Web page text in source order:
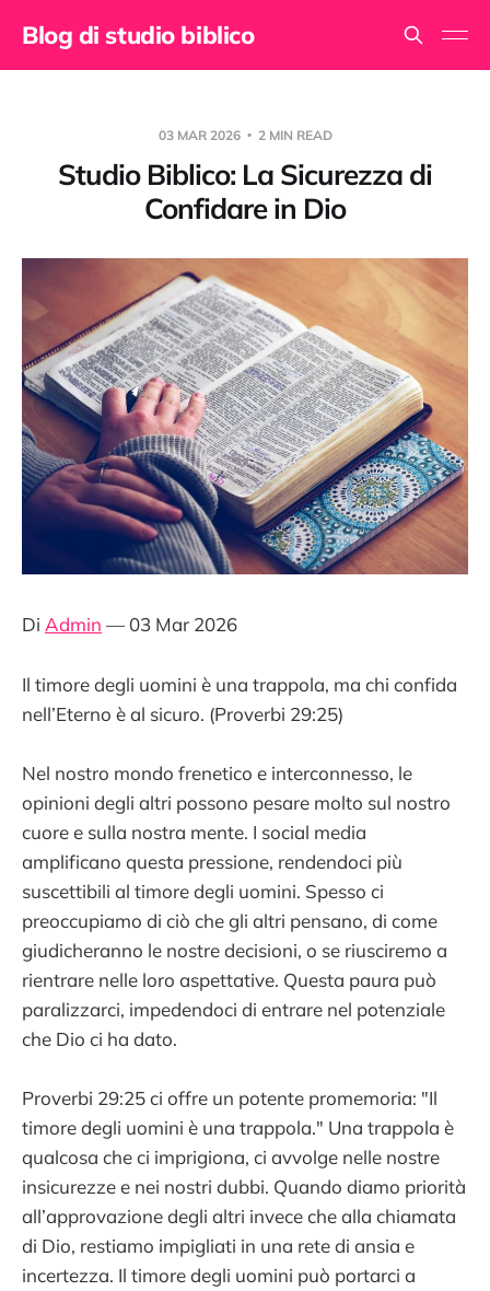
Blog di studio biblico
03 MAR 2026 2 MIN READ
Studio Biblico: La Sicurezza di
Confidare in Dio
Di Admin — 03 Mar 2026
Il timore degli uomini è una trappola, ma chi confida
nell’Eterno è al sicuro. (Proverbi 29:25)
Nel nostro mondo frenetico e interconnesso, le
opinioni degli altri possono pesare molto sul nostro
cuore e sulla nostra mente. I social media
amplificano questa pressione, rendendoci più
suscettibili al timore degli uomini. Spesso ci
preoccupiamo di ciò che gli altri pensano, di come
giudicheranno le nostre decisioni, o se riusciremo a
rientrare nelle loro aspettative. Questa paura può
paralizzarci, impedendoci di entrare nel potenziale
che Dio ci ha dato.
Proverbi 29:25 ci offre un potente promemoria: "Il
timore degli uomini è una trappola." Una trappola è
qualcosa che ci imprigiona, ci avvolge nelle nostre
insicurezze e nei nostri dubbi. Quando diamo priorità
all’approvazione degli altri invece che alla chiamata
di Dio, restiamo impigliati in una rete di ansia e
incertezza. Il timore degli uomini può portarci a